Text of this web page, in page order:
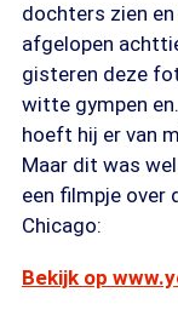
dochters zien
afgelopen
gisteren deze
witte gympen
hoeft hij er van
Maar dit was
een filmpje over
Chicago:
Bekijk op